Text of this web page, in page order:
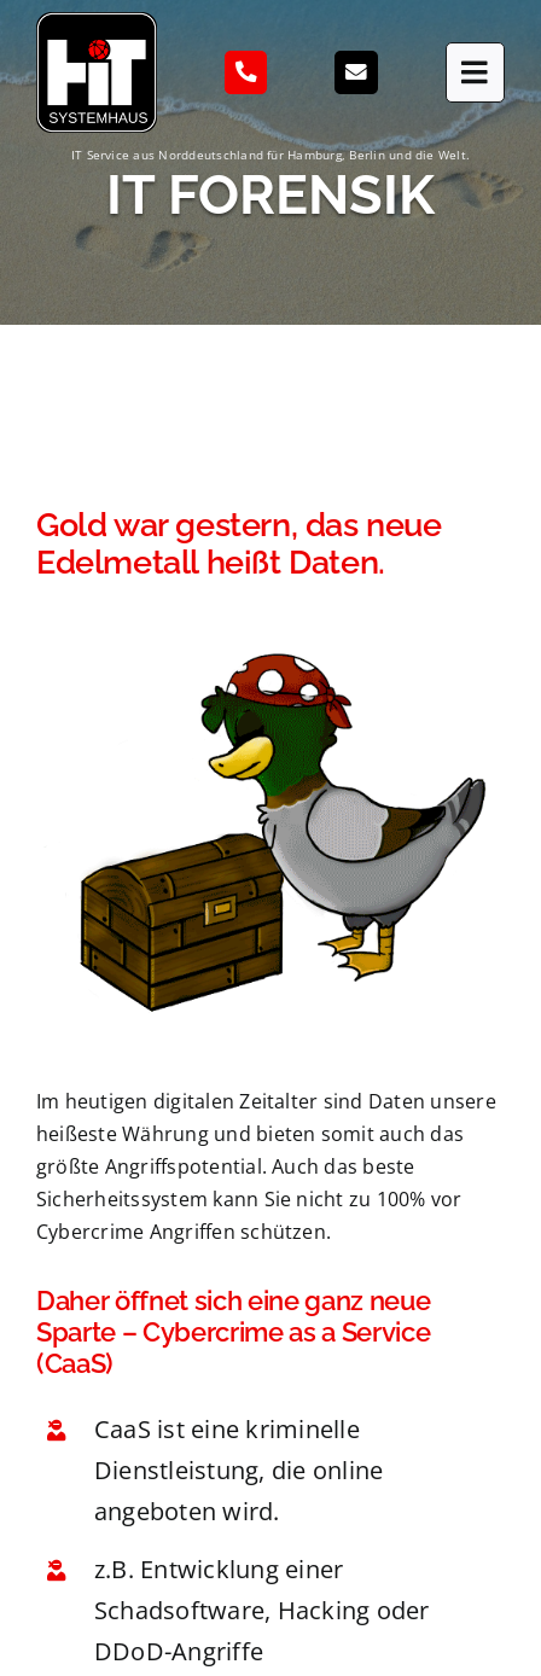
Zum
Inhalt
springen
IT Service aus Norddeutschland für Hamburg, Berlin und die Welt.
IT FORENSIK
Gold war gestern, das neue
Edelmetall heißt Daten.
Im heutigen digitalen Zeitalter sind Daten unsere
heißeste Währung und bieten somit auch das
größte Angriffspotential. Auch das beste
Sicherheitssystem kann Sie nicht zu 100% vor
Cybercrime Angriffen schützen.
Daher öffnet sich eine ganz neue
Sparte – Cybercrime as a Service
(CaaS)
CaaS ist eine kriminelle
Dienstleistung, die online
angeboten wird.
z.B. Entwicklung einer
Schadsoftware, Hacking oder
DDoD-Angriffe